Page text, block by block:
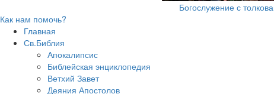
Богослужение с
Как нам помочь?
Главная
Св.Библия
Апокалипсис
Библейская энциклопедия
Ветхий Завет
Деяния Апостолов